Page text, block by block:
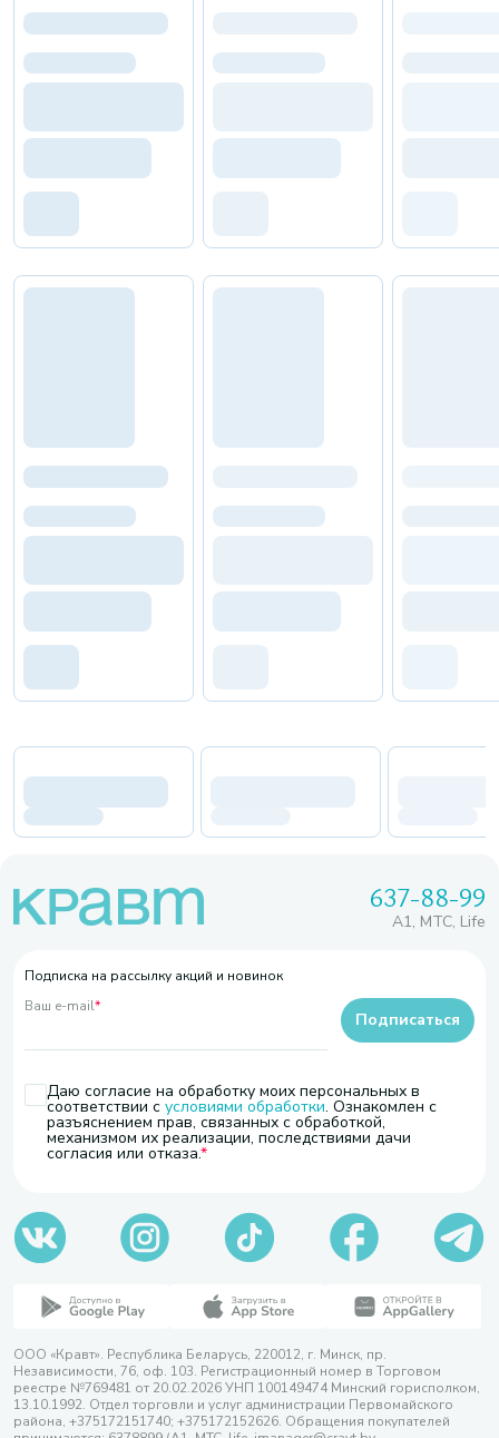
637-88-99
A1, МТС, Life
Подписка на рассылку акций и новинок
Ваш e-mail*
Даю согласие на обработку моих персональных в
соответствии с условиями обработки. Ознакомлен с
разъяснением прав, связанных с обработкой,
механизмом их реализации, последствиями дачи
согласия или отказа.
Подписаться
ООО «Кравт». Республика Беларусь, 220012, г. Минск, пр.
Независимости, 76, оф. 103. Регистрационный номер в Торговом
реестре №769481 от 20.02.2026 УНП 100149474 Минский горисполком,
13.10.1992. Отдел торговли и услуг администрации Первомайского
района, +375172151740; +375172152626. Обращения покупателей